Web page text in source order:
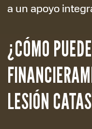
a un apoyo
¿CÓMO
LESIÓN